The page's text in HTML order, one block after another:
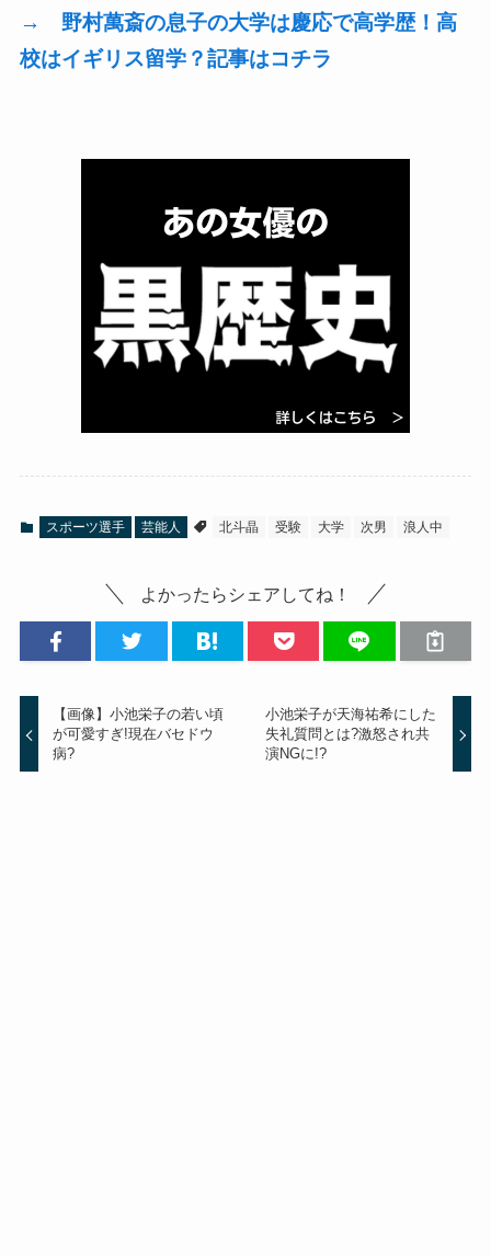
→ 野村萬斎の息子の大学は慶応で高学歴！高
校はイギリス留学？記事はコチラ
スポーツ選手 芸能人 北斗晶 受験 大学 次男 浪人中
よかったらシェアしてね！
【画像】小池栄子の若い頃
が可愛すぎ!現在バセドウ
病?
小池栄子が天海祐希にした
失礼質問とは?激怒され共
演NGに!?